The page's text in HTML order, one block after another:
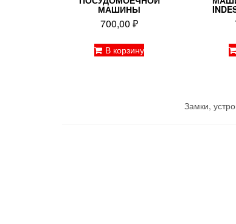
МАШИНЫ
700,00₽
В корзину
Замки,